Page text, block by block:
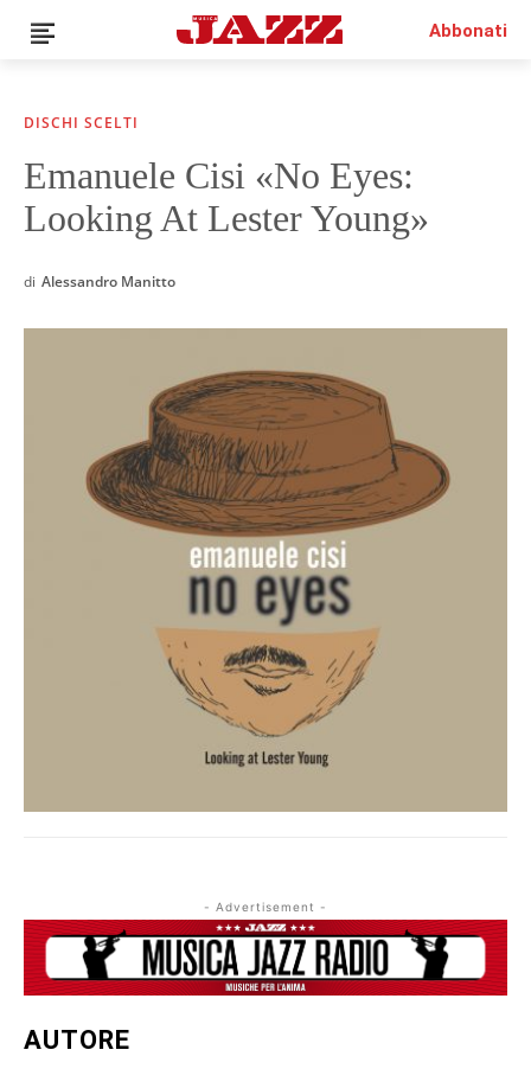
News
Interviste
Recensioni
Rubriche
Area riservata
Italiano
€0.00
Abbonati
DISCHI SCELTI
Emanuele Cisi «No Eyes:
Looking At Lester Young»
di Alessandro Manitto
- Advertisement -
AUTORE